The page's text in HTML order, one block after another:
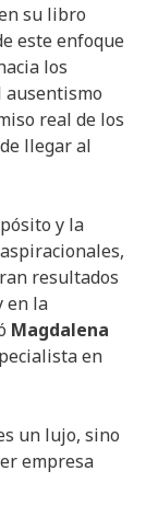
su libro
este enfoque
los
ausentismo
real de los
llegar al
y la
resultados
en la
Magdalena
en
un lujo, sino
empresa